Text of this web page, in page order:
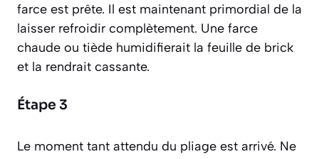
farce est prête. Il est maintenant primordial de la
laisser refroidir complètement. Une farce
chaude ou tiède humidifierait la feuille de brick
et la rendrait cassante.
Étape 3
Le moment tant attendu du pliage est arrivé. Ne